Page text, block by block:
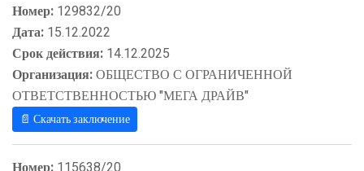
Номер: 129832/20
Дата: 15.12.2022
Срок действия: 14.12.2025
Организация:ОБЩЕСТВО С ОГРАНИЧЕННОЙ
ОТВЕТСТВЕННОСТЬЮ "МЕГА ДРАЙВ"
📄 Скачать заключение